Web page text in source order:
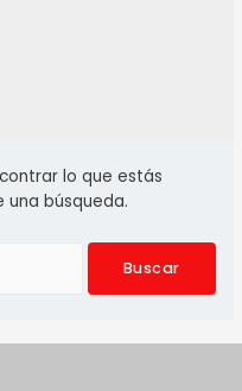
lo que estás
una búsqueda.